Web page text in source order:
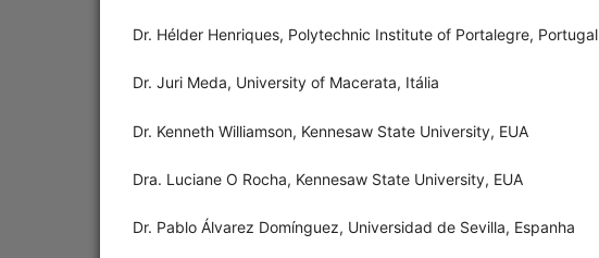
Dr. Hélder Henriques, Polytechnic Institute of Portalegre, Portugal
Dr. Juri Meda, University of Macerata, Itália
Dr. Kenneth Williamson, Kennesaw State University, EUA
Dra. Luciane O Rocha, Kennesaw State University, EUA
Dr. Pablo Álvarez Domínguez, Universidad de Sevilla, Espanha